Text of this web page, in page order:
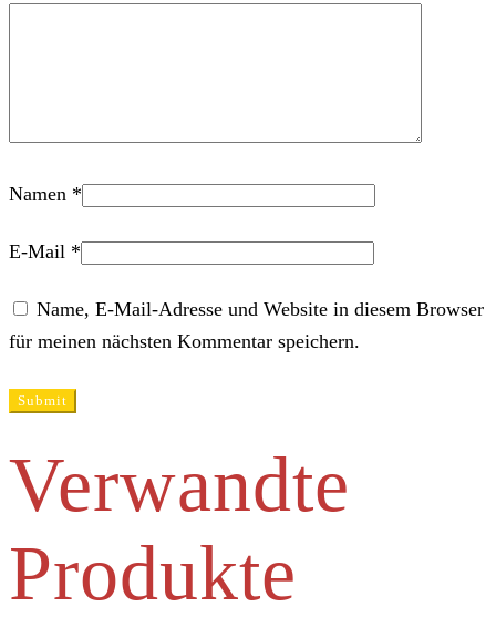
Namen *
E-Mail *
Name, E-Mail-Adresse und Website in diesem Browser
für meinen nächsten Kommentar speichern.
Verwandte
Produkte